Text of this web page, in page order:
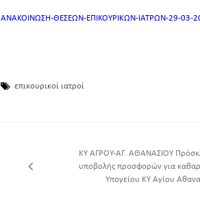
ΑΝΑΚΟΙΝΩΣΗ-ΘΕΣΕΩΝ-ΕΠΙΚΟΥΡΙΚΩΝ-ΙΑΤΡΩΝ-29-03-
επικουρικοί ιατροί
ΚΥ ΑΓΡΟΥ-ΑΓ. ΑΘΑΝΑΣΙΟΥ
υποβολής προσφορών για
Υπογείου ΚΥ Αγίου